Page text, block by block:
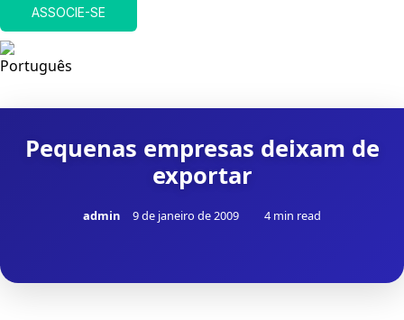
ASSOCIE-SE
Pequenas empresas deixam de
exportar
admin 9 de janeiro de 2009 4 min read